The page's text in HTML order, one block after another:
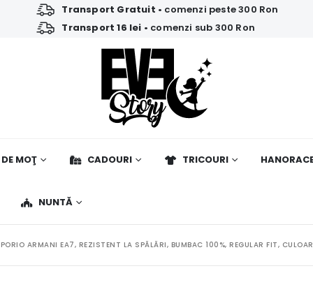
Transport Gratuit • comenzi peste 300 Ron
Transport 16 lei • comenzi sub 300 Ron
MOŢ CADOURI TRICOURI
NUNTĂ
ARMANI EA7, REZISTENT LA SPĂLĂRI, BUMBAC 100%, REGULAR FIT,